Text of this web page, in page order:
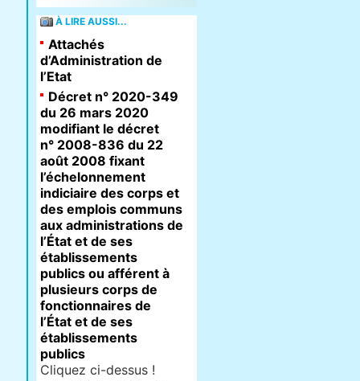
À LIRE AUSSI...
Attachés
d’Administration de
l’Etat
Décret n° 2020-349
du 26 mars 2020
modifiant le décret
n° 2008-836 du 22
août 2008 fixant
l’échelonnement
indiciaire des corps et
des emplois communs
aux administrations de
l’État et de ses
établissements
publics ou afférent à
plusieurs corps de
fonctionnaires de
l’État et de ses
établissements
publics
Cliquez ci-dessus !